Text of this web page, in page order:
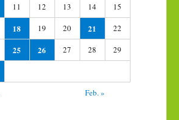
11 12 13 14 15
18 19 20 21
22
25 26 27 28
29
Feb. »